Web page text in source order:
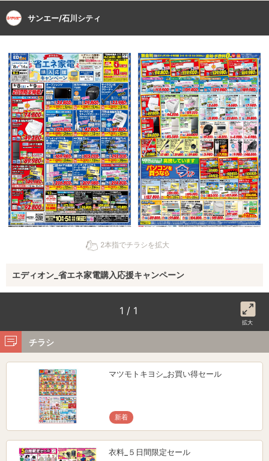
サンエー/石川シティ
2本指でチラシを拡大
エディオン_省エネ家電購入応援キャンペーン
1 / 1
拡大
チラシ
マツモトキヨシ_お買い得セール
新着
衣料_５日間限定セール